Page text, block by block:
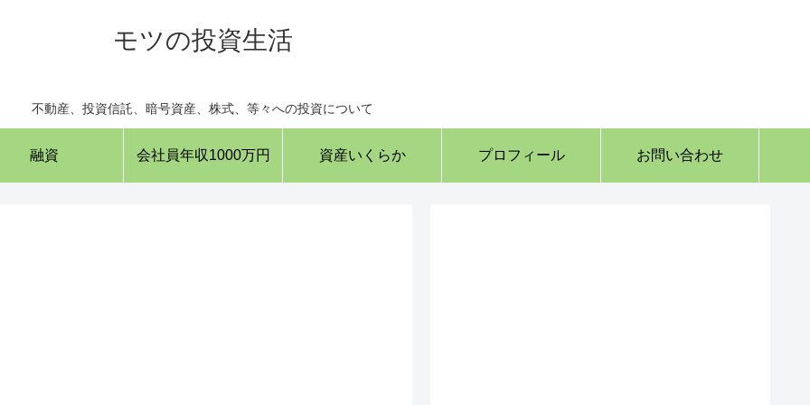
モツの投資生活
不動産、投資信託、暗号資産、株式、等々への投資について
融資 会社員年収1000万円 資産いくらか プロフィール お問い合わせ